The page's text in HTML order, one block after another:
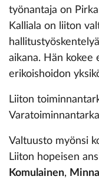
työnantaja on
Kalliala on liiton
aikana. Hän kokee
erikoishoidon
Liiton
Valtuusto myönsi
Liiton hopeisen
Komulainen,